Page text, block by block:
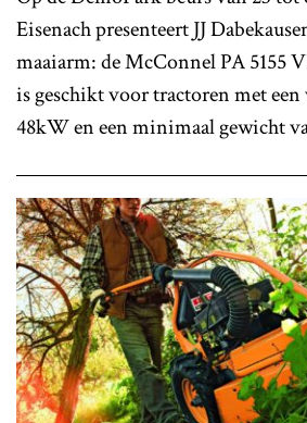
Eisenach presenteert JJ
maaiarm: de McConnel PA 5155
is geschikt voor tractoren met
48kW en een minimaal gewicht